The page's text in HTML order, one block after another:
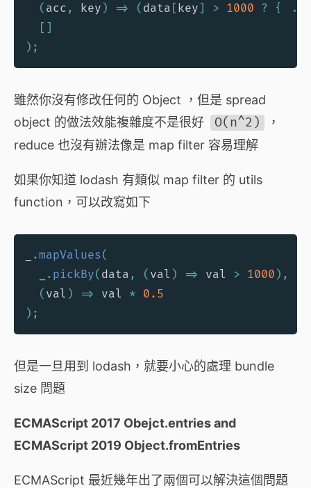
( acc , key ) => ( data [ key] > 1000 ? { ...
[ ]
) ;
雖然你沒有修改任何的 Object ，但是 spread
object 的做法效能複雜度不是很好
O(n^2)
，
reduce 也沒有辦法像是 map filter 容易理解
如果你知道 lodash 有類似 map filter 的 utils
function，可以改寫如下
.mapValues(
. pickBy( data , ( val ) => val > 1000 ) ,
( val ) => val * 0.5
) ;
但是一旦用到 lodash，就要小心的處理 bundle
size 問題
ECMAScript 2017 Obejct.entries and
ECMAScript 2019 Object.fromEntries
ECMAScript 最近幾年出了兩個可以解決這個問題